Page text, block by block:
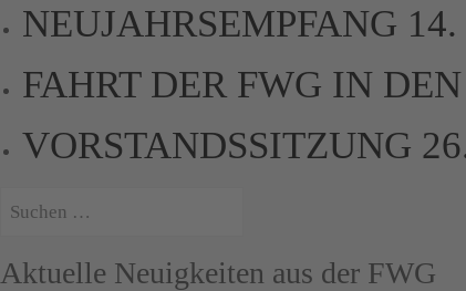
NEUJAHRSEMPFANG
FAHRT DER FWG IN
VORSTANDSSITZUNG
Suchen
Aktuelle Neuigkeiten aus der FWG